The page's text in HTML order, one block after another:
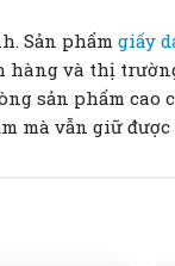
Sản phẩm giấy
hàng và thị
sản phẩm
mà vẫn giữ